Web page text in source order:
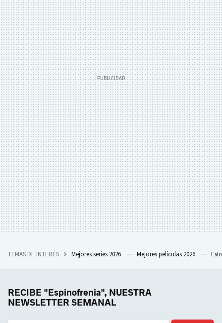
TEMAS DE INTERÉS Mejores series 2026 Mejores películas 2026
RECIBE "Espinofrenia", NUESTRA
NEWSLETTER SEMANAL